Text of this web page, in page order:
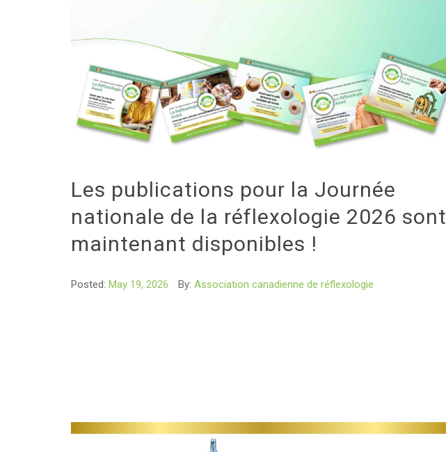
Les publications pour la Journée
nationale de la réflexologie 2026 sont
maintenant disponibles !
Posted: May 19, 2026 By: Association canadienne de réflexologie